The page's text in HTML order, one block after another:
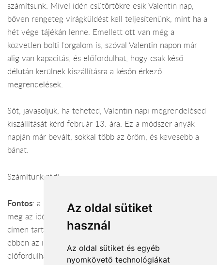
Az oldal sütiket
használ
Az oldal sütiket és egyéb
nyomkövető technológiákat
számítsunk. Mivel idén csütörtökre esik Valentin nap,
bőven rengeteg virágküldést kell teljesítenünk, mint ha a
hét vége tájékán lenne. Emellett ott van még a
közvetlen bolti forgalom is, szóval Valentin napon már
alig van kapacitás, és előfordulhat, hogy csak késő
délután kerülnek kiszállításra a későn érkező
megrendelések.
Sőt, javasoljuk, ha teheted, Valentin napi megrendelésed
kiszállítását kérd február 13.-ára. Ez a módszer anyák
napján már bevált, sokkal több az öröm, és kevesebb a
bánat.
Számítunk rád!
Fontos: a megjegyzés mezőbe a megrendelő lapon add
meg az időintervallumot, mikor a címzett a megadott
címen tartózkodik (pl: 10-14 óra között). Igyekszünk
ebben az időszakban kézbesíteni, de csúszások
előfordulhatnak.